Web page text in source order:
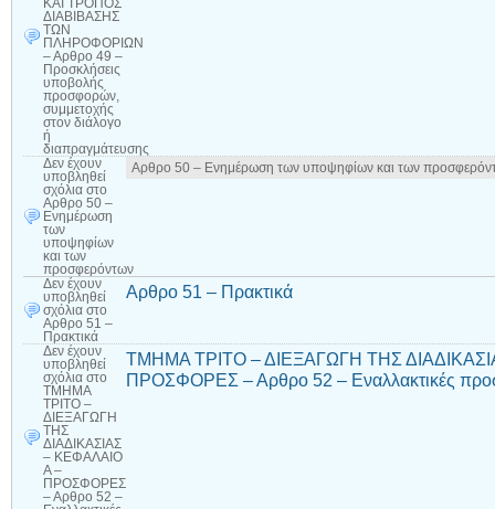
ΚΑΙ ΤΡΟΠΟΣ
ΔΙΑΒΙΒΑΣΗΣ
ΤΩΝ
ΠΛΗΡΟΦΟΡΙΩΝ
– Αρθρο 49 –
Προσκλήσεις
υποβολής
προσφορών,
συμμετοχής
στον διάλογο
ή
διαπραγμάτευσης
Δεν έχουν
υποβληθεί
σχόλια στο
Αρθρο 50 –
Ενημέρωση
των
υποψηφίων
και των
προσφερόντων
Αρθρο 50 – Ενημέρωση των υποψηφίων και των
Δεν έχουν
υποβληθεί
σχόλια στο
Αρθρο 51 –
Πρακτικά
Αρθρο 51 – Πρακτικά
Δεν έχουν
υποβληθεί
σχόλια στο
ΤΜΗΜΑ
ΤΡΙΤΟ –
ΔΙΕΞΑΓΩΓΗ
ΤΗΣ
ΔΙΑΔΙΚΑΣΙΑΣ
– ΚΕΦΑΛΑΙΟ
Α –
ΠΡΟΣΦΟΡΕΣ
– Αρθρο 52 –
ΤΜΗΜΑ ΤΡΙΤΟ – ΔΙΕΞΑΓΩΓΗ ΤΗΣ
ΠΡΟΣΦΟΡΕΣ – Αρθρο 52 – Εναλλακτικές